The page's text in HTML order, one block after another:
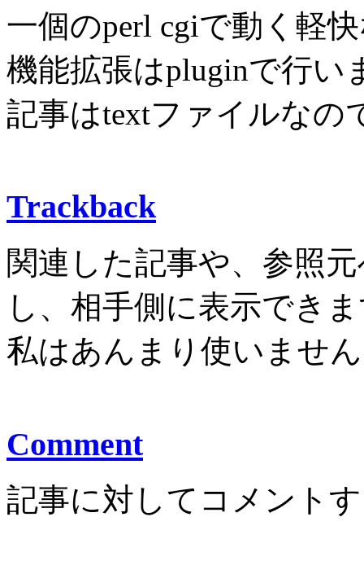
一個のperl cgiで動く軽
機能拡張はpluginで行い
記事はtextファイルなの
Trackback
関連した記事や、参照
し、相手側に表示でき
私はあんまり使いませ
Comment
記事に対してコメント